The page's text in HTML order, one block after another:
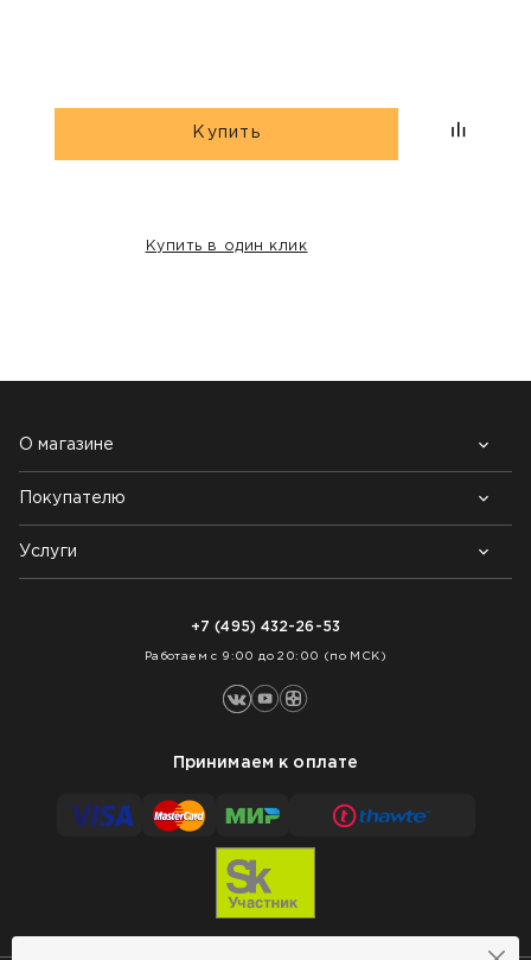
Купить
Купить в один клик
О магазине
Почему выбирают нас
Контакты
Блог
Покупателю
Возврат товара
Как заказать
Услуги
+7 (495) 432-26-53
Работаем с 9:00 до 20:00 (по МСК)
Принимаем к оплате